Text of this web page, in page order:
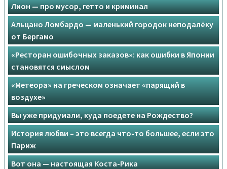
Лион — про мусор, гетто и криминал
Альцано Ломбардо — маленький городок неподалёку
от Бергамо
«Ресторан ошибочных заказов»: как ошибки в Японии
становятся смыслом
«Метеора» на греческом означает «парящий в
воздухе»
Вы уже придумали, куда поедете на Рождество?
История любви – это всегда что-то большее, если это
Париж
Вот она — настоящая Коста-Рика